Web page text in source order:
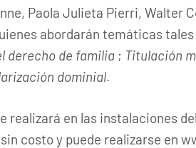
Paola Julieta Pierri, Walter
abordarán temáticas
derecho de familia ; Titulación
dominial.
realizará en las instalaciones
costo y puede realizarse en